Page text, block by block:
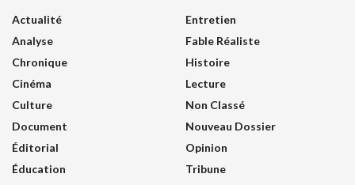
Actualité
Analyse
Chronique
Cinéma
Culture
Document
Éditorial
Éducation
Entretien
Fable Réaliste
Histoire
Lecture
Non Classé
Nouveau Dossier
Opinion
Tribune